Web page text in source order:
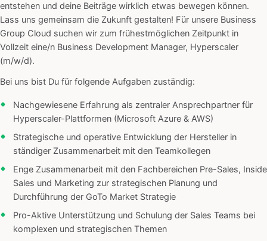
entstehen und deine Beiträge wirklich etwas bewegen können.
Lass uns gemeinsam die Zukunft gestalten! Für unsere Business
Group Cloud suchen wir zum frühestmöglichen Zeitpunkt in
Vollzeit eine/n Business Development Manager, Hyperscaler
(m/w/d).
Bei uns bist Du für folgende Aufgaben zuständig:
Nachgewiesene Erfahrung als zentraler Ansprechpartner für
Hyperscaler-Plattformen (Microsoft Azure & AWS)
Strategische und operative Entwicklung der Hersteller in
ständiger Zusammenarbeit mit den Teamkollegen
Enge Zusammenarbeit mit den Fachbereichen Pre-Sales, Inside
Sales und Marketing zur strategischen Planung und
Durchführung der GoTo Market Strategie
Pro-Aktive Unterstützung und Schulung der Sales Teams bei
komplexen und strategischen Themen